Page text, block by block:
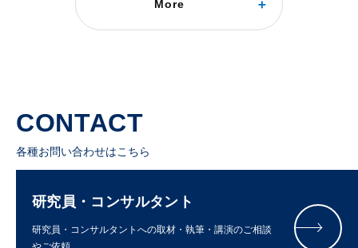
石油ストーブはいつまで使える？
More
CONTACT
各種お問い合わせはこちら
研究員・コンサルタント
研究員・コンサルタントへの取材・執筆・講演のご相談